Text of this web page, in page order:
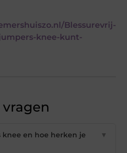
Blessurevrij-
knee-kunt-
en hoe herken je
▼